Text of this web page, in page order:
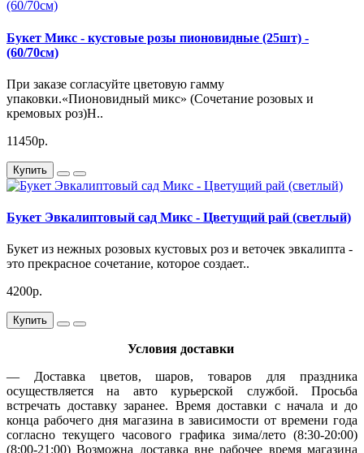
Букет Микс - кустовые розы пионовидные (25шт) -
(60/70см)
При заказе согласуйте цветовую гамму
упаковки.«Пионовидный микс» (Сочетание розовых и
кремовых роз)Н..
11450р.
Купить
Букет Эвкалиптовый сад Микс - Цветущий рай (светлый)
Букет из нежных розовых кустовых роз и веточек эвкалипта -
это прекрасное сочетание, которое создает..
4200р.
Купить
Условия доставки
— Доставка цветов, шаров, товаров для праздника
осуществляется на авто курьерской службой. Просьба
встречать доставку заранее. Время доставки с начала и до
конца рабочего дня магазина в зависимости от времени года
согласно текущего часового графика зима/лето (8:30-20:00)
(8:00-21:00) Возможна доставка вне рабочее время магазина